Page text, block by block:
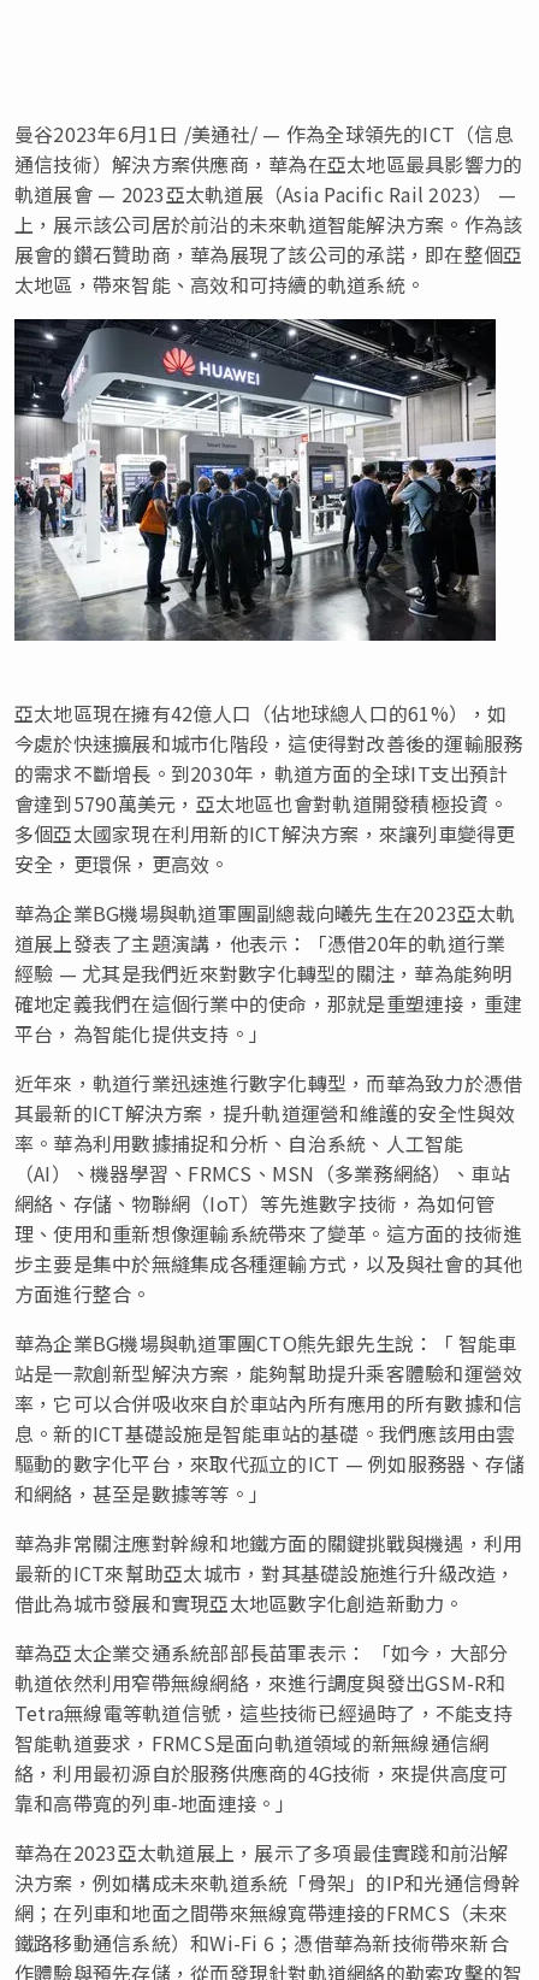
曼谷2023年6月1日 /美通社/ — 作為全球領先的ICT（信息
通信技術）解決方案供應商，華為在亞太地區最具影響力的
軌道展會 — 2023亞太軌道展（Asia Pacific Rail 2023） —
上，展示該公司居於前沿的未來軌道智能解決方案。作為該
展會的鑽石贊助商，華為展現了該公司的承諾，即在整個亞
太地區，帶來智能、高效和可持續的軌道系統。
亞太地區現在擁有42億人口（佔地球總人口的61%），如
今處於快速擴展和城市化階段，這使得對改善後的運輸服務
的需求不斷增長。到2030年，軌道方面的全球IT支出預計
會達到5790萬美元， 亞太地區也會對軌道開發積極投資。
多個亞太國家現在利用新的ICT解決方案，來讓列車變得更
安全，更環保，更高效。
華為企業BG機場與軌道軍團副總裁向曦先生在2023亞太軌
道展上發表了主題演講，他表示：「憑借20年的軌道行業
經驗 — 尤其是我們近來對數字化轉型的關注，華為能夠明
確地定義我們在這個行業中的使命，那就是重塑連接，重建
平台，為智能化提供支持。」
近年來，軌道行業迅速進行數字化轉型，而華為致力於憑借
其最新的ICT解決方案，提升軌道運營和維護的安全性與效
率。華為利用數據捕捉和分析、自治系統、人工智能
（AI）、機器學習、FRMCS、MSN（多業務網絡）、車站
網絡、存儲、物聯網（IoT）等先進數字技術，為如何管
理、使用和重新想像運輸系統帶來了變革。這方面的技術進
步主要是集中於無縫集成各種運輸方式，以及與社會的其他
方面進行整合。
華為企業BG機場與軌道軍團CTO熊先銀先生說：「 智能車
站是一款創新型解決方案，能夠幫助提升乘客體驗和運營效
率，它可以合併吸收來自於車站內所有應用的所有數據和信
息。新的ICT基礎設施是智能車站的基礎。我們應該用由雲
驅動的數字化平台，來取代孤立的ICT — 例如服務器、存儲
和網絡，甚至是數據等等。」
華為非常關注應對幹線和地鐵方面的關鍵挑戰與機遇，利用
最新的ICT來幫助亞太城市，對其基礎設施進行升級改造，
借此為城市發展和實現亞太地區數字化創造新動力。
華為亞太企業交通系統部部長苗軍表示：
「如今，大部分
軌道依然利用窄帶無線網絡，來進行調度與發出GSM-R和
Tetra無線電等軌道信號，這些技術已經過時了，不能支持
智能軌道要求，FRMCS是面向軌道領域的新無線通信網
絡，利用最初源自於服務供應商的4G技術，來提供高度可
靠和高帶寬的列車-地面連接。」
華為在2023亞太軌道展上，展示了多項最佳實踐和前沿解
決方案，例如構成未來軌道系統「骨架」的IP和光通信骨幹
網；在列車和地面之間帶來無線寬帶連接的FRMCS（未來
鐵路移動通信系統）和Wi-Fi 6；憑借華為新技術帶來新合
作體驗與預先存儲，從而發現針對軌道網絡的勒索攻擊的智